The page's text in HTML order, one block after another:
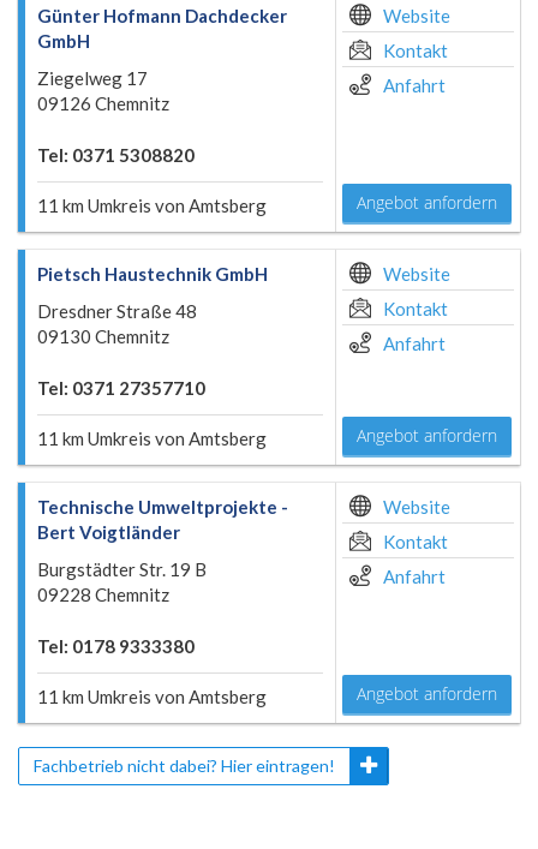
Günter Hofmann Dachdecker
GmbH
Ziegelweg 17
09126 Chemnitz
Tel: 0371 5308820
11 km Umkreis von Amtsberg
Website
Kontakt
Anfahrt
Angebot anfordern
Pietsch Haustechnik GmbH
Dresdner Straße 48
09130 Chemnitz
Tel: 0371 27357710
11 km Umkreis von Amtsberg
Website
Kontakt
Anfahrt
Angebot anfordern
Technische Umweltprojekte -
Bert Voigtländer
Burgstädter Str. 19 B
09228 Chemnitz
Tel: 0178 9333380
11 km Umkreis von Amtsberg
Website
Kontakt
Anfahrt
Angebot anfordern
Fachbetrieb nicht dabei? Hier eintragen!